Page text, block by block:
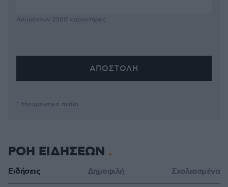
Απομένουν 2500 χαρακτήρες
* Υποχρεωτικά πεδία
ΡΟΗ ΕΙΔΗΣΕΩΝ
Ειδήσεις Δημοφιλή Σχολιασμένα